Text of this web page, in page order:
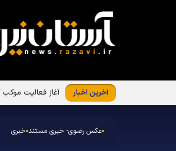
آخرین اخبار
عکس رضوی- خبری مستند خبری